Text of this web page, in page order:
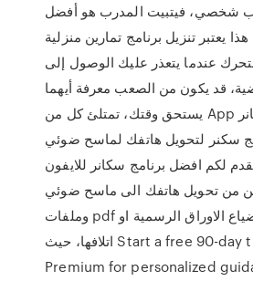
شخصي، فيتبيت المدرب هو أفضل
يعتبر تنزيل برنامج تمارين منزلية
عندما يتعذر عليك الوصول إلى
قد يكون من الصعب معرفة أيهما
يستحق وقتك، تمتلئ كل من App برنامج سكانر PDF
سكنر لتحويل هاتفك لماسح ضوئي
لكم افضل برنامج سكانر للايفون
من تحويل هاتفك الى ماسح ضوئي
وملفات pdf وبدون الخوف من ضياع الاوراق الرسمية او
اتلافها، حيث Start a free 90-day trial of Fitbit
Premium for personalized